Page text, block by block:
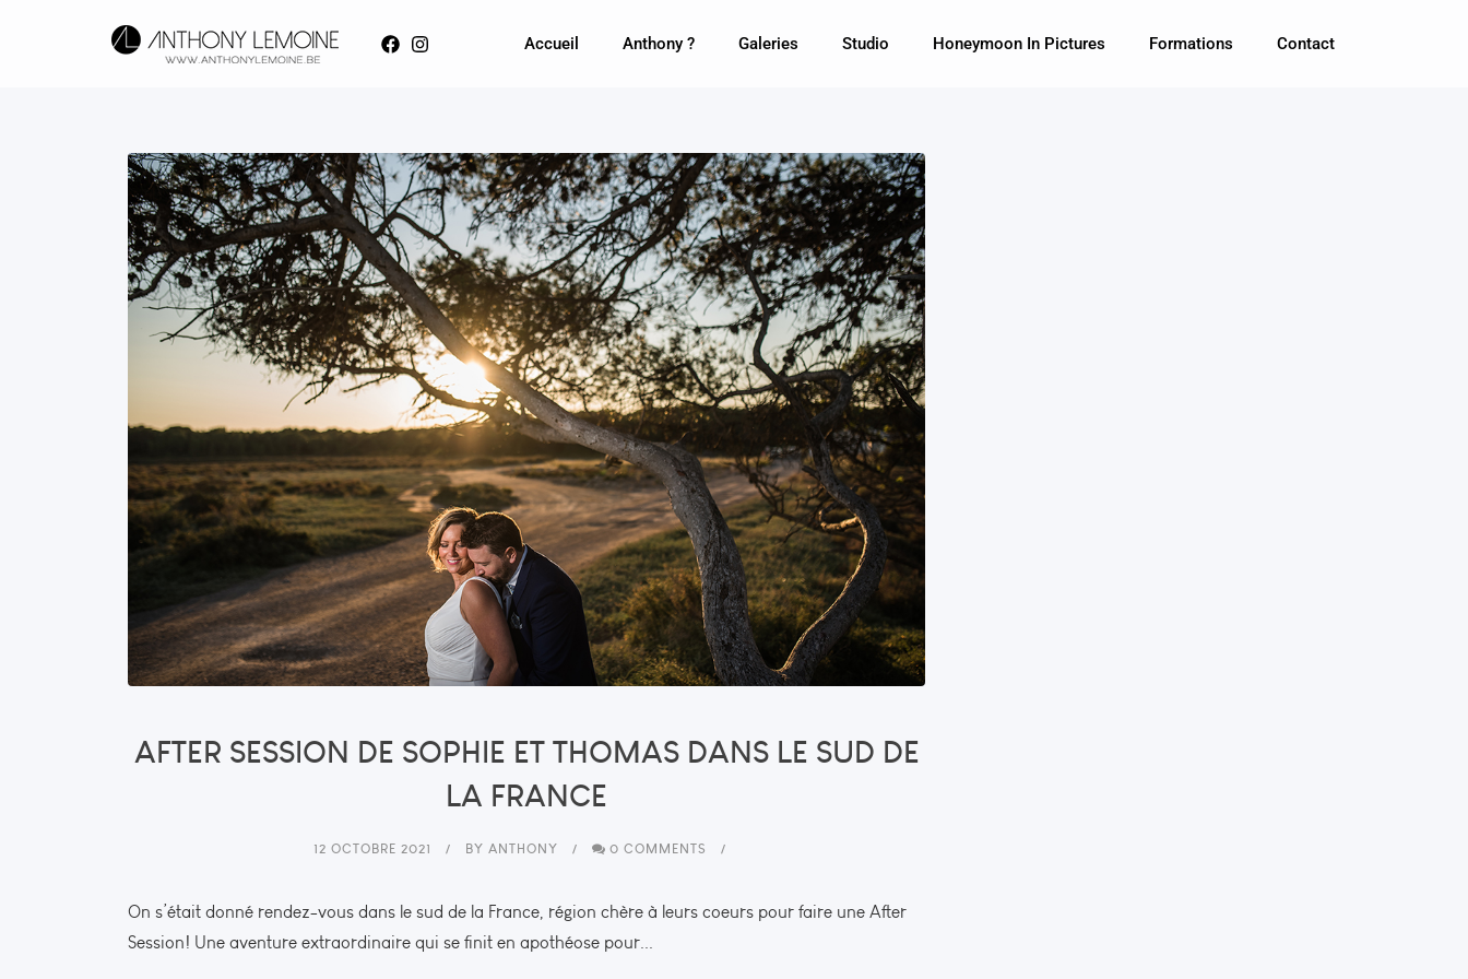
Accueil Anthony ? Galeries Studio Honeymoon In Pictures Formations Contact
AFTER SESSION DE SOPHIE ET THOMAS DANS LE SUD DE
LA FRANCE
12 OCTOBRE 2021 BY ANTHONY 0 COMMENTS
On s’était donné rendez-vous dans le sud de la France, région chère à leurs coeurs pour faire une After
Session! Une aventure extraordinaire qui se finit en apothéose pour...